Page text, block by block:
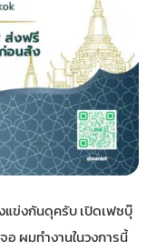
ข่งกันดุครับ เปิดเฟซบุ๊
ผมทำงานในวงการนี้